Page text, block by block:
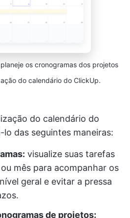
os cronogramas dos projetos
do calendário do ClickUp.
do calendário do
lo das seguintes maneiras:
visualize suas tarefas
mês para acompanhar os
geral e evitar a pressa
de projetos: